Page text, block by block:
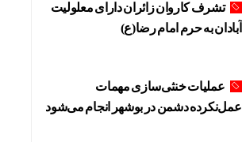
تشرف کاروان زائران دارای معلولیت
آبادان به حرم امام رضا(ع)
عملیات خنثی‌سازی مهمات
عمل‌نکرده دشمن در بوشهر انجام می‌شود